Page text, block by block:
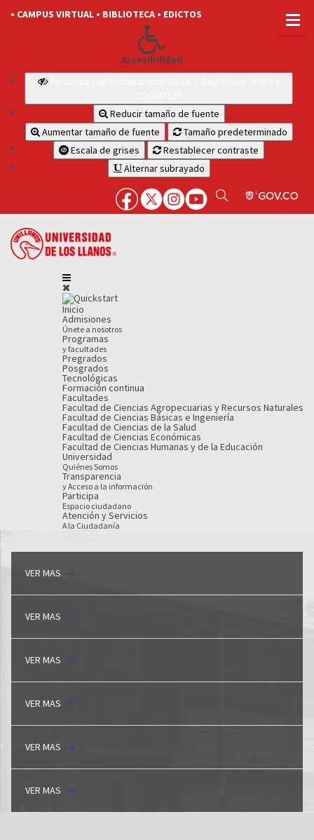
• CAMPUS VIRTUAL • BIBLIOTECA • EDICTOS
Accesibilidad
Reducir tamaño de fuente
Aumentar tamaño de fuente
Tamaño predeterminado
Escala de grises
Restablecer contraste
Alternar subrayado
Inicio
Admisiones
Únete a nosotros
Programas
y facultades
Pregrados
Posgrados
Tecnológicas
Formación continua
Facultades
Facultad de Ciencias Agropecuarias y Recursos Naturales
Facultad de Ciencias Básicas e Ingeniería
Facultad de Ciencias de la Salud
Facultad de Ciencias Económicas
Facultad de Ciencias Humanas y de la Educación
Universidad
Quiénes Somos
Transparencia
y Acceso a la información
Participa
Espacio ciudadano
Atención y Servicios
A la Ciudadanía
VER MAS
VER MAS
VER MAS
VER MAS
VER MAS
VER MAS